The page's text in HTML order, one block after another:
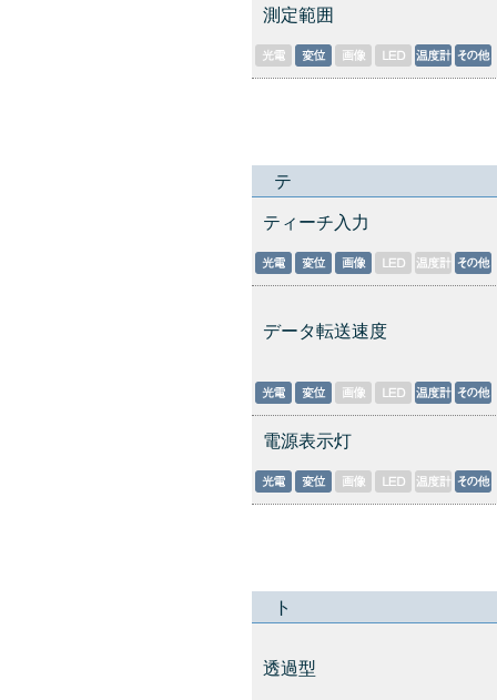
測定範囲
テ
ティーチ入力
データ転送速度
電源表示灯
ト
透過型